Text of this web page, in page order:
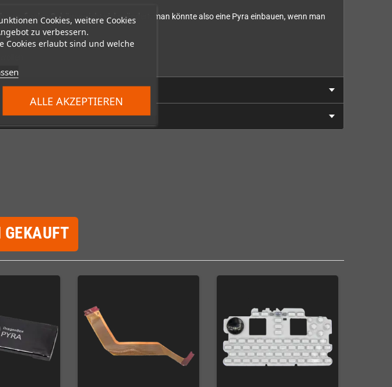
Cookies, weitere Cookies
zu verbessern.
Cookies erlaubt sind und welche
ALLE AKZEPTIEREN
finalen Gehäuse nicht viel geändert, man könnte also eine Pyra einbauen, wenn man